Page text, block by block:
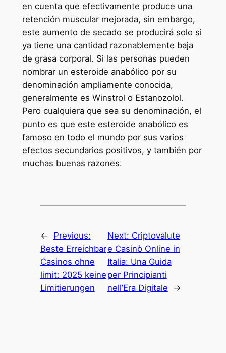
en cuenta que efectivamente produce una
retención muscular mejorada, sin embargo,
este aumento de secado se producirá solo si
ya tiene una cantidad razonablemente baja
de grasa corporal. Si las personas pueden
nombrar un esteroide anabólico por su
denominación ampliamente conocida,
generalmente es Winstrol o Estanozolol.
Pero cualquiera que sea su denominación, el
punto es que este esteroide anabólico es
famoso en todo el mundo por sus varios
efectos secundarios positivos, y también por
muchas buenas razones.
←
Previous:
Beste Erreichbar
Casinos ohne
limit: 2025 keine
Limitierungen
Next: Criptovalute
e Casinò Online in
Italia: Una Guida
per Principianti
nell’Era Digitale
→